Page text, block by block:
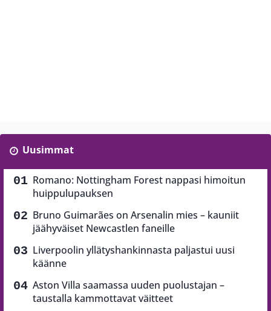
Bruno Guimarães on Arsenalin mies – kauniit
jäähyväiset Newcastlen faneille
Liverpoolin yllätyshankinnasta paljastui uusi
käänne
Aston Villa saamassa uuden puolustajan –
taustalla kammottavat väitteet
Tämä tuli aivan puskista – Barcelonan tähtitoppari
lainalle Liverpooliin
syytetään pahoinpitelystä